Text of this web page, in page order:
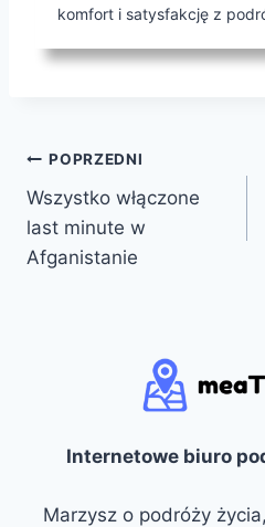
komfort i satysfakcję z
Nawigacja
wpisu
POPRZEDNI
Wszystko włączone
last minute w
Afganistanie
Internetowe biuro
Marzysz o podróży